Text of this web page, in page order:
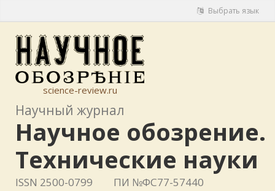
Выбрать язык
science-review.ru
Научный журнал
Научное обозрение.
Технические науки
ISSN 2500-0799 ПИ №ФС77-57440